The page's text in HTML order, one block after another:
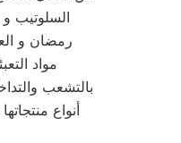
السلوتيب و
رمضان و
مواد
بالتشعب
أنواع